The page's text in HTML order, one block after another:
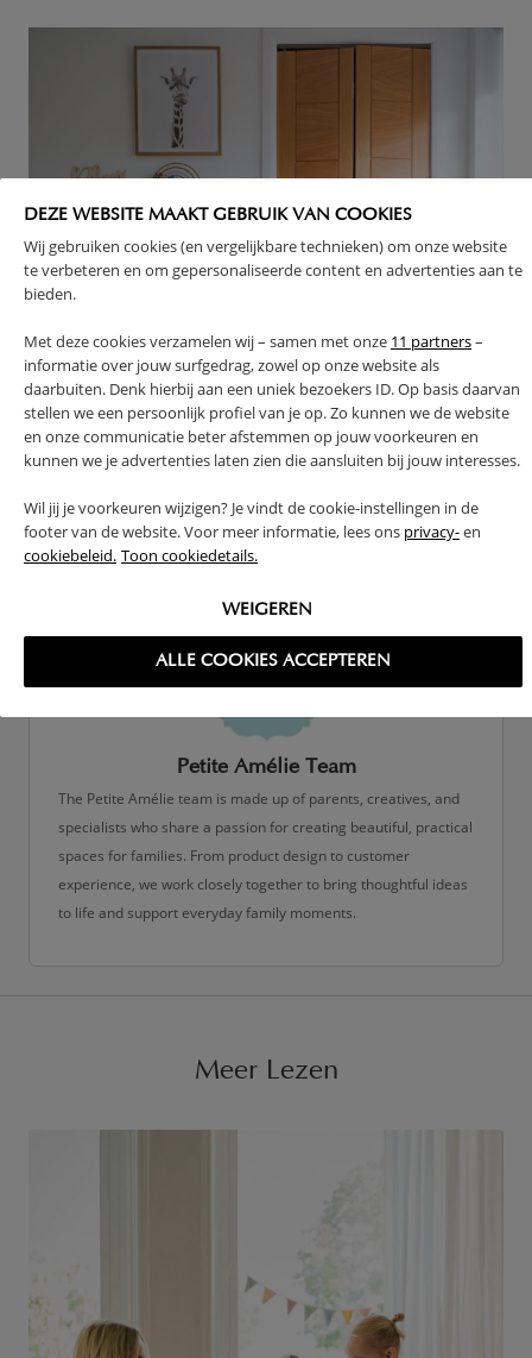
DEZE WEBSITE MAAKT GEBRUIK VAN COOKIES
Wij gebruiken cookies (en vergelijkbare technieken) om onze website
te verbeteren en om gepersonaliseerde content en advertenties aan te
bieden.
Met deze cookies verzamelen wij – samen met onze 11 partners–
informatie over jouw surfgedrag, zowel op onze website als
daarbuiten. Denk hierbij aan een uniek bezoekers ID. Op basis daarvan
stellen we een persoonlijk profiel van je op. Zo kunnen we de website
en onze communicatie beter afstemmen op jouw voorkeuren en
kunnen we je advertenties laten zien die aansluiten bij jouw interesses.
Wil jij je voorkeuren wijzigen? Je vindt de cookie-instellingen in de
footer van de website. Voor meer informatie, lees ons privacy-en
cookiebeleid. Toon cookiedetails.
WEIGEREN
ALLE COOKIES ACCEPTEREN
Onze houtenwerkbank@kateshome_
Petite Amélie Team
The Petite Amélie team is made up of parents, creatives, and
specialists who share a passion for creating beautiful, practical
spaces for families. From product design to customer
experience, we work closely together to bring thoughtful ideas
to life and support everyday family moments.
Meer Lezen